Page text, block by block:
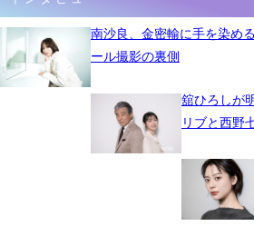
南沙良、金密輸に手を染め
ール撮影の裏側
舘ひろしが
リブと西野